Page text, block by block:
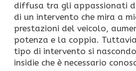
diffusa tra gli appassionati
di un intervento che mira a
prestazioni del veicolo,
potenza e la coppia.
tipo di intervento si
insidie che è necessario